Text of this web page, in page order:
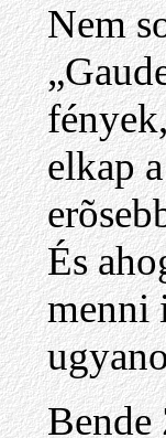
Nem
elkap
És
menni
Bende